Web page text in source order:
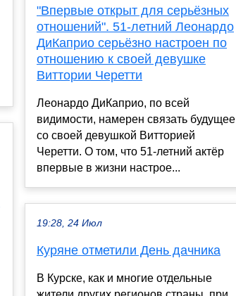
"Впервые открыт для серьёзных
отношений". 51-летний Леонардо
ДиКаприо серьёзно настроен по
отношению к своей девушке
Виттории Черетти
Леонардо ДиКаприо, по всей
видимости, намерен связать будущее
со своей девушкой Витторией
Черетти. О том, что 51-летний актёр
впервые в жизни настрое...
19:28, 24 Июл
Куряне отметили День дачника
В Курске, как и многие отдельные